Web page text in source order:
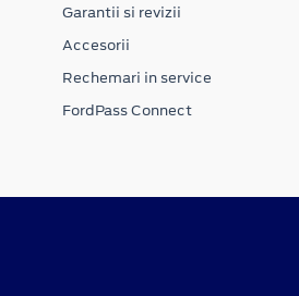
Garantii si revizii
Accesorii
Rechemari in service
FordPass Connect